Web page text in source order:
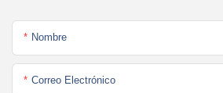
Nombre
Correo Electrónico